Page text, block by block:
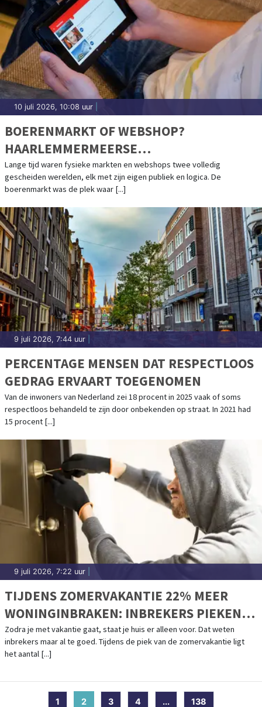
10 juli 2026, 10:08 uur
BOERENMARKT OF WEBSHOP?
HAARLEMMERMEERSE
DELICATESSENVERKOPERS KIEZEN
STEEDS VAKER VOOR BEIDE
Lange tijd waren fysieke markten en webshops twee volledig
gescheiden werelden, elk met zijn eigen publiek en logica. De
boerenmarkt was de plek waar [...]
9 juli 2026, 7:44 uur
PERCENTAGE MENSEN DAT RESPECTLOOS
GEDRAG ERVAART TOEGENOMEN
Van de inwoners van Nederland zei 18 procent in 2025 vaak of soms
respectloos behandeld te zijn door onbekenden op straat. In 2021 had
15 procent [...]
9 juli 2026, 7:22 uur
TIJDENS ZOMERVAKANTIE 22% MEER
WONINGINBRAKEN: INBREKERS PIEKEN
ALS HEEL ONS LAND WEG IS
Zodra je met vakantie gaat, staat je huis er alleen voor. Dat weten
inbrekers maar al te goed. Tijdens de piek van de zomervakantie ligt
het aantal [...]
1 2 (current)
3 4 ... 138